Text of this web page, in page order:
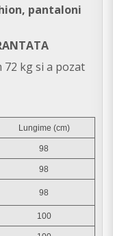
pantaloni
72 kg si a pozat
Lungime (cm)
98
98
98
100